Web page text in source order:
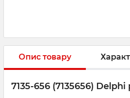
Опис товару
7135-656 (7135656)